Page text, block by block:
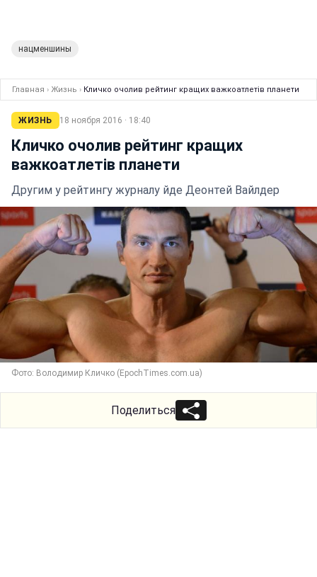
нацменшины
Главная › Жизнь › Кличко очолив рейтинг кращих важкоатлетів планети
ЖИЗНЬ 18 ноября 2016 · 18:40
Кличко очолив рейтинг кращих
важкоатлетів планети
Другим у рейтингу журналу йде Деонтей Вайлдер
Фото: Володимир Кличко (EpochTimes.com.ua)
Поделиться